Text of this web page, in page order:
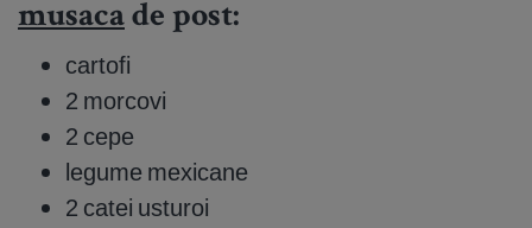
musaca de post:
cartofi
2 morcovi
2 cepe
legume mexicane
2 catei usturoi